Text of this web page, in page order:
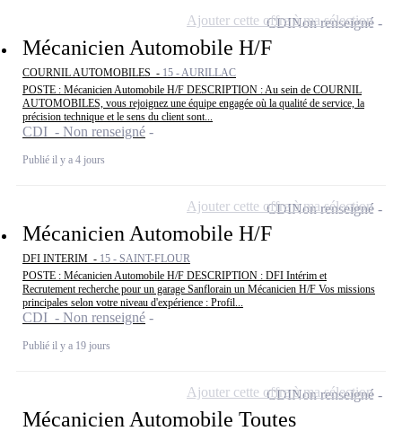
Mécanicien Automobile H/F
COURNIL AUTOMOBILES - 15 - AURILLAC
POSTE : Mécanicien Automobile H/F DESCRIPTION : Au sein de COURNIL
AUTOMOBILES, vous rejoignez une équipe engagée où la qualité de service, la
précision technique et le sens du client sont...
CDI - Non renseigné
Publié il y a 4 jours
CDINon renseigné
Ajouter cette offre à ma sélection
Mécanicien Automobile H/F
DFI INTERIM - 15 - SAINT-FLOUR
POSTE : Mécanicien Automobile H/F DESCRIPTION : DFI Intérim et
Recrutement recherche pour un garage Sanflorain un Mécanicien H/F Vos missions
principales selon votre niveau d'expérience : Profil...
CDI - Non renseigné
Publié il y a 19 jours
CDINon renseigné
Ajouter cette offre à ma sélection
Mécanicien Automobile Toutes
CDINon renseigné
Ajouter cette offre à ma sélection